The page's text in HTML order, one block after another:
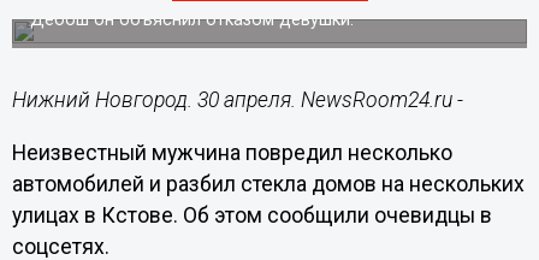
Дебош он объяснил отказом девушки.
Нижний Новгород. 30 апреля. NewsRoom24.ru -
Неизвестный мужчина повредил несколько
автомобилей и разбил стекла домов на нескольких
улицах в Кстове. Об этом сообщили очевидцы в
соцсетях.